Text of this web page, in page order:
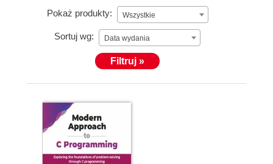
Pokaż produkty: Wszystkie
Sortuj wg: Data wydania
Filtruj »